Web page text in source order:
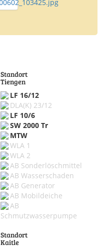
Standort
Tiengen
LF 16/12
DLA(K) 23/12
LF 10/6
SW 2000 Tr
MTW
WLA 1
WLA 2
AB Sonderlöschmittel
AB Wasserschaden
AB Generator
AB Mobildeiche
AB
Schmutzwasserpumpe
Standort
Kaitle